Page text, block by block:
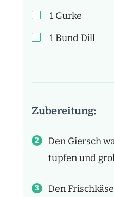
1 Gurke
1 Bund Dill
Zubereitung:
Den Giersch
tupfen und
Den